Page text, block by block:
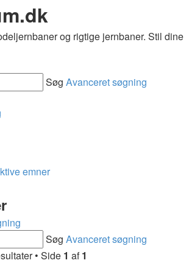
og rigtige jernbaner. Stil dine
Søg Avanceret søgning
emner
Søg Avanceret søgning
• Side 1 af1